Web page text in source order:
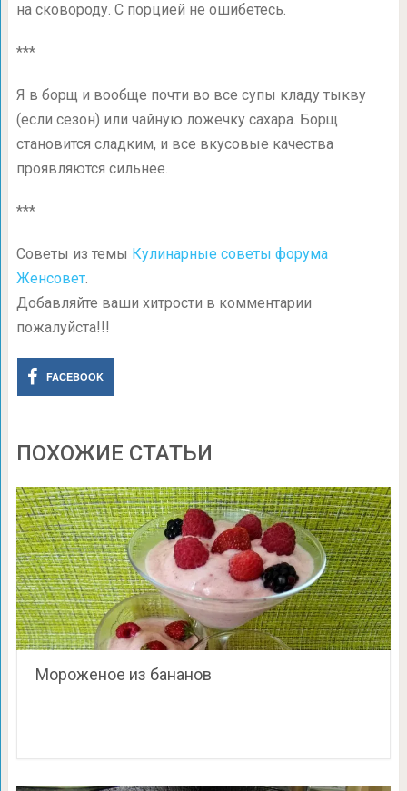
на сковороду. С порцией не ошибетесь.
***
Я в борщ и вообще почти во все супы кладу тыкву
(если сезон) или чайную ложечку сахара. Борщ
становится сладким, и все вкусовые качества
проявляются сильнее.
***
Советы из темы Кулинарные советы форума
Женсовет.
Добавляйте ваши хитрости в комментарии
пожалуйста!!!
FACEBOOK
ПОХОЖИЕ СТАТЬИ
Мороженое из бананов